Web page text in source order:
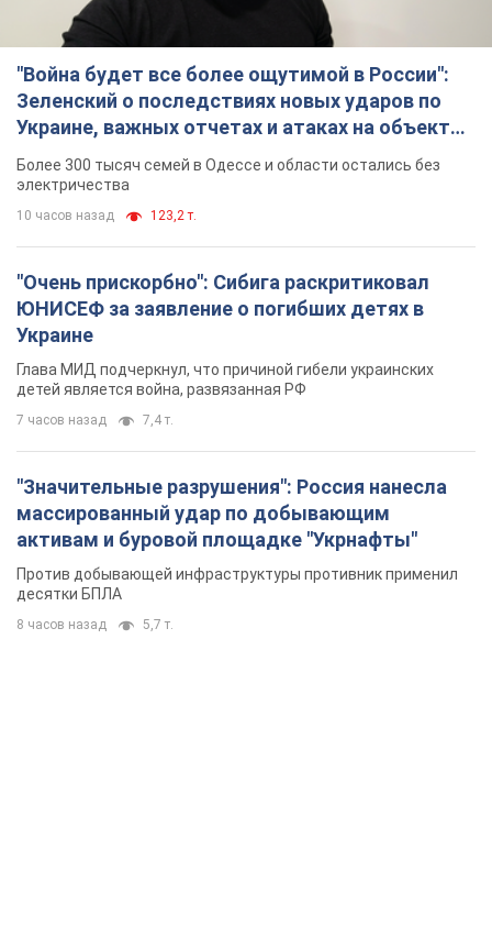
"Война будет все более ощутимой в России":
Зеленский о последствиях новых ударов по
Украине, важных отчетах и атаках на объекты
противника. Видео
Более 300 тысяч семей в Одессе и области остались без
электричества
10 часов назад 123,2 т.
"Очень прискорбно": Сибига раскритиковал
ЮНИСЕФ за заявление о погибших детях в
Украине
Глава МИД подчеркнул, что причиной гибели украинских
детей является война, развязанная РФ
7 часов назад 7,4 т.
"Значительные разрушения": Россия нанесла
массированный удар по добывающим
активам и буровой площадке "Укрнафты"
Против добывающей инфраструктуры противник применил
десятки БПЛА
8 часов назад 5,7 т.